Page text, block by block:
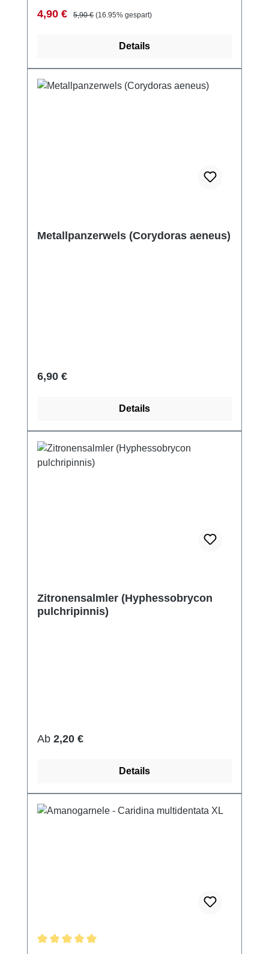
Verkaufspreis:
4,90 € Regulärer Preis:
5,90 € (16.95% gespart)
Details
Metallpanzerwels (Corydoras aeneus)
Regulärer Preis:
6,90 €
Details
Zitronensalmler (Hyphessobrycon
pulchripinnis)
Regulärer Preis:
Ab 2,20 €
Details